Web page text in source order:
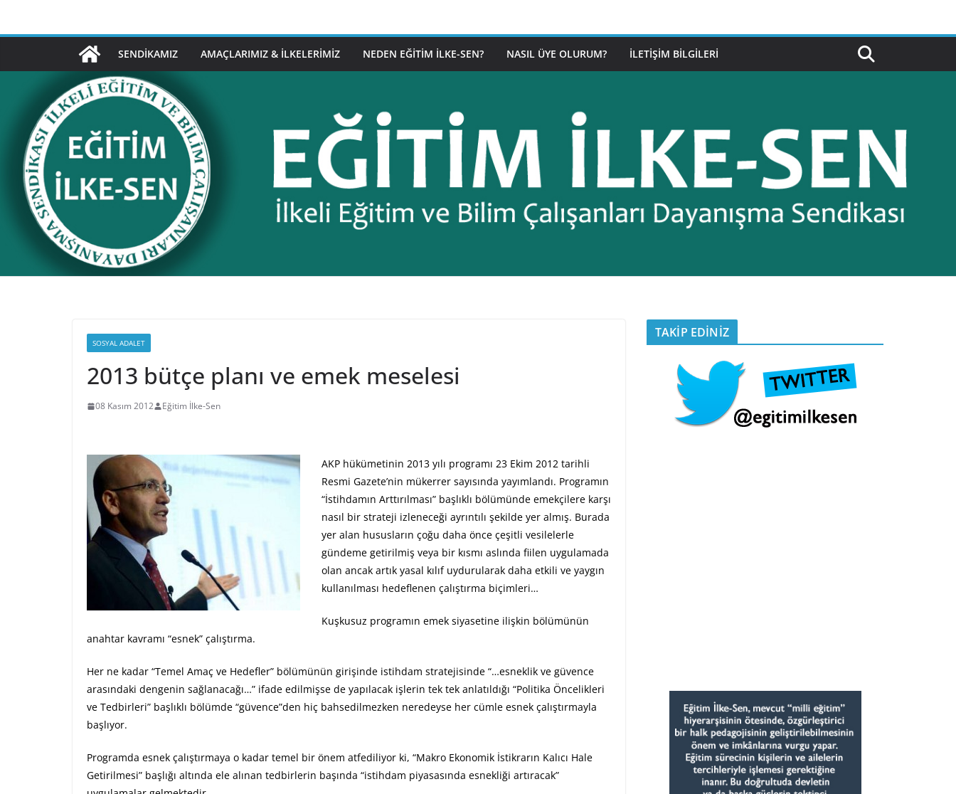
SENDIKAMIZ AMAÇLARIMIZ & İLKELERIMIZ NEDEN EĞITIM İLKE-SEN? NASIL ÜYE OLURUM? İLETIŞIM BILGILERI
SOSYAL ADALET
2013 bütçe planı ve emek meselesi
08 Kasım 2012 Eğitim İlke-Sen
AKP hükümetinin 2013 yılı programı 23 Ekim 2012 tarihli
Resmi Gazete’nin mükerrer sayısında yayımlandı. Programın
“İstihdamın Arttırılması” başlıklı bölümünde emekçilere karşı
nasıl bir strateji izleneceği ayrıntılı şekilde yer almış. Burada
yer alan hususların çoğu daha önce çeşitli vesilelerle
gündeme getirilmiş veya bir kısmı aslında fiilen uygulamada
olan ancak artık yasal kılıf uydurularak daha etkili ve yaygın
kullanılması hedeflenen çalıştırma biçimleri…
Kuşkusuz programın emek siyasetine ilişkin bölümünün
anahtar kavramı “esnek” çalıştırma.
Her ne kadar “Temel Amaç ve Hedefler” bölümünün girişinde istihdam stratejisinde “…esneklik ve güvence
arasındaki dengenin sağlanacağı…” ifade edilmişse de yapılacak işlerin tek tek anlatıldığı “Politika Öncelikleri
ve Tedbirleri” başlıklı bölümde “güvence”den hiç bahsedilmezken neredeyse her cümle esnek çalıştırmayla
başlıyor.
Programda esnek çalıştırmaya o kadar temel bir önem atfediliyor ki, “Makro Ekonomik İstikrarın Kalıcı Hale
Getirilmesi” başlığı altında ele alınan tedbirlerin başında “istihdam piyasasında esnekliği artıracak”
TAKİP EDİNİZ